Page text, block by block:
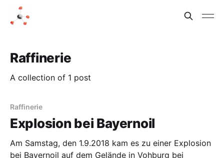
Raffinerie
A collection of 1 post
Raffinerie
Explosion bei Bayernoil
Am Samstag, den 1.9.2018 kam es zu einer Explosion
bei Bayernoil auf dem Gelände in Vohburg bei